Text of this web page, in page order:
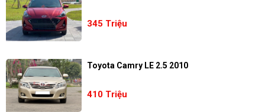
345 Triệu
Toyota Camry LE 2.5 2010
410 Triệu